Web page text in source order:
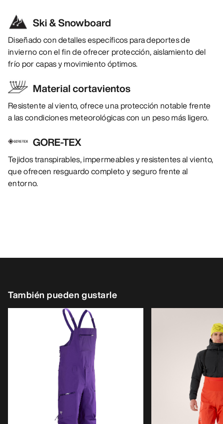
Ski & Snowboard
Diseñado con detalles específicos para deportes de
invierno con el fin de ofrecer protección, aislamiento del
frío por capas y movimiento óptimos.
Material cortavientos
Resistente al viento, ofrece una protección notable frente
a las condiciones meteorológicas con un peso más ligero.
GORE-TEX
Tejidos transpirables, impermeables y resistentes al viento,
que ofrecen resguardo completo y seguro frente al
entorno.
También pueden gustarle